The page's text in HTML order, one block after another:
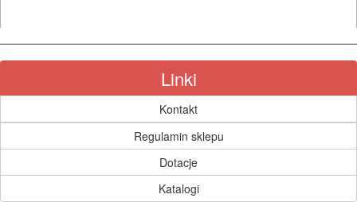
CIŚNIENIOWE
Linki
Kontakt
Regulamin sklepu
Dotacje
Katalogi